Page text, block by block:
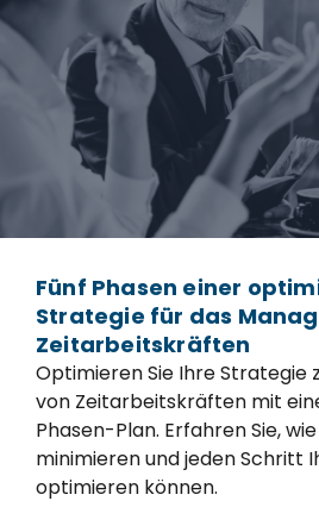
Fünf Phasen einer
Strategie für das
Zeitarbeitskräften
Optimieren Sie Ihre Strategie
von Zeitarbeitskräften mit
Phasen-Plan. Erfahren Sie, wie
minimieren und jeden Schritt
optimieren können.